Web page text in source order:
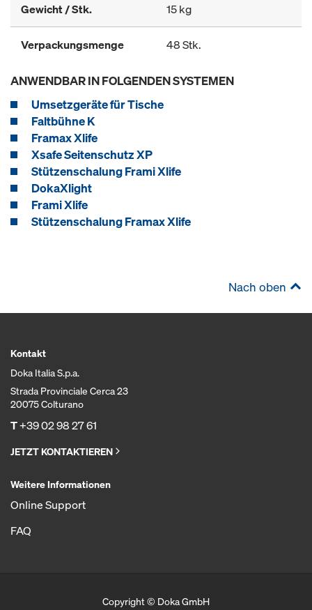
Gewicht / Stk. 15 kg
Verpackungsmenge 48 Stk.
ANWENDBAR IN FOLGENDEN SYSTEMEN
Umsetzgeräte für Tische
Faltbühne K
Framax Xlife
Xsafe Seitenschutz XP
Stützenschalung Frami Xlife
DokaXlight
Frami Xlife
Stützenschalung Framax Xlife
Nach oben
Kontakt
Doka Italia S.p.a.
Strada Provinciale Cerca 23
20075 Colturano
T+39 02 98 27 61
JETZT KONTAKTIEREN
Weitere Informationen
Online Support
FAQ
Copyright © Doka GmbH